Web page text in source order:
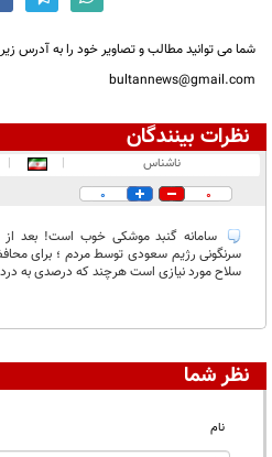
شما می توانید مطالب و تصاویر خود را به آدرس زیر
bultannews@gmail.com
نظرات بینندگان
در انتظار بررسی:
ناشناس |
|
0
0
سامانه گنبد موشکی خوب است! بعد
سرنگونی رژیم سعودی توسط مردم ؛ برای
سلاح مورد نیازی است هرچند که درصدی به
نظر شما
نام